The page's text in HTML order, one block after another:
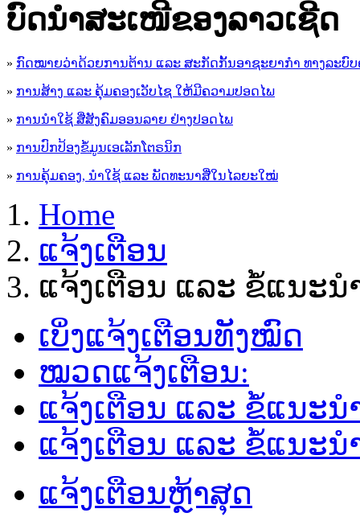
ບົດນຳສະເໜີຂອງລາວເຊີດ
» ກົດໝາຍວ່າດ້ວຍການຕ້ານ ແລະ ສະກັດກັ້ນອາຊະຍາກຳ ທາງລະບົບ
» ການສ້າງ ແລະ ຄຸ້ມຄອງເວັບໄຊ ໃຫ້ມີຄວາມປອດໄພ
» ການນຳໃຊ້ ສື່ສັງຄົມອອນລາຍ ຢ່າງປອດໄພ
» ການ​ປົກ​ປ້ອງ​ຂໍ້​ມູນ​ເອ​ເລັກ​ໂຕ​ຣ​ນິກ
» ການຄຸ້ມຄອງ, ນໍາໃຊ້ ແລະ ພັດທະນາສື່ໃນໄລຍະໃໝ່
Home
ແຈ້ງເຕືອນ
ແຈ້ງເຕືອນ ແລະ ຂໍ້ແນະ
ເບິ່ງແຈ້ງເຕືອນທັງໝົດ
ໝວດແຈ້ງເຕືອນ:
ແຈ້ງເຕືອນ ແລະ ຂໍ້ແນະ
ແຈ້ງເຕືອນ ແລະ ຂໍ້ແນະນ
ແຈ້ງເຕືອນຫຼ້າສຸດ